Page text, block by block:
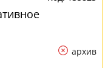
архив